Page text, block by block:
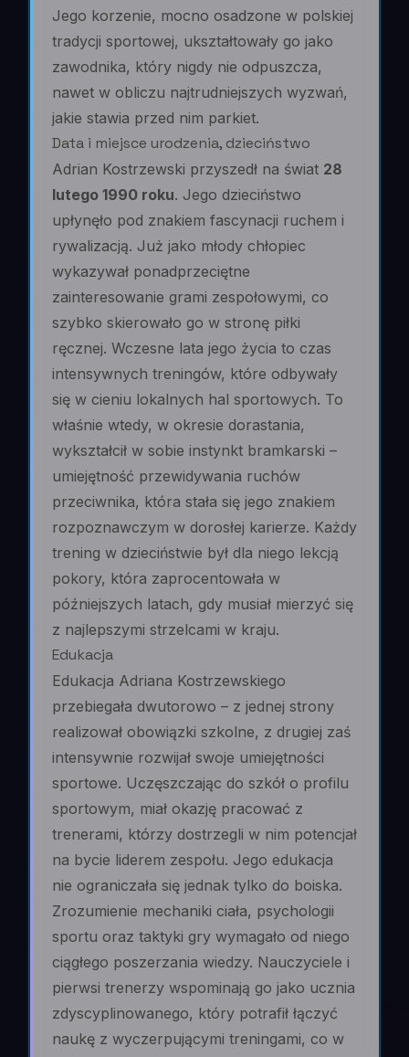
Jego korzenie, mocno osadzone w polskiej
tradycji sportowej, ukształtowały go jako
zawodnika, który nigdy nie odpuszcza,
nawet w obliczu najtrudniejszych wyzwań,
jakie stawia przed nim parkiet.
Data i miejsce urodzenia, dzieciństwo
Adrian Kostrzewski przyszedł na świat 28
lutego 1990 roku. Jego dzieciństwo
upłynęło pod znakiem fascynacji ruchem i
rywalizacją. Już jako młody chłopiec
wykazywał ponadprzeciętne
zainteresowanie grami zespołowymi, co
szybko skierowało go w stronę piłki
ręcznej. Wczesne lata jego życia to czas
intensywnych treningów, które odbywały
się w cieniu lokalnych hal sportowych. To
właśnie wtedy, w okresie dorastania,
wykształcił w sobie instynkt bramkarski –
umiejętność przewidywania ruchów
przeciwnika, która stała się jego znakiem
rozpoznawczym w dorosłej karierze. Każdy
trening w dzieciństwie był dla niego lekcją
pokory, która zaprocentowała w
późniejszych latach, gdy musiał mierzyć się
z najlepszymi strzelcami w kraju.
Edukacja
Edukacja Adriana Kostrzewskiego
przebiegała dwutorowo – z jednej strony
realizował obowiązki szkolne, z drugiej zaś
intensywnie rozwijał swoje umiejętności
sportowe. Uczęszczając do szkół o profilu
sportowym, miał okazję pracować z
trenerami, którzy dostrzegli w nim potencjał
na bycie liderem zespołu. Jego edukacja
nie ograniczała się jednak tylko do boiska.
Zrozumienie mechaniki ciała, psychologii
sportu oraz taktyki gry wymagało od niego
ciągłego poszerzania wiedzy. Nauczyciele i
pierwsi trenerzy wspominają go jako ucznia
zdyscyplinowanego, który potrafił łączyć
naukę z wyczerpującymi treningami, co w